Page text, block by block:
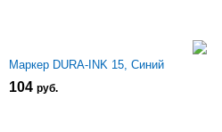
Маркер DURA-INK 15, Синий
104 руб.